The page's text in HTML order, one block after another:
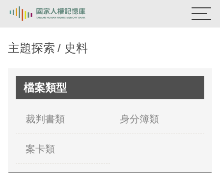
新生訓導處
關於我們
主題探索 史料
檔案類型
裁判書類 身分簿類
案卡類